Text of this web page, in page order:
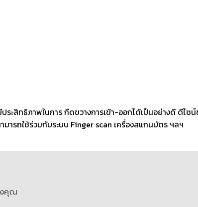
สิทธิภาพในการ กีดขวางการเข้า-ออกได้เป็นอย่างดี ดีไซ
รถใช้ร่วมกับระบบ Finger scan เครื่องสแกนบัตร ฯลฯ
คุณ